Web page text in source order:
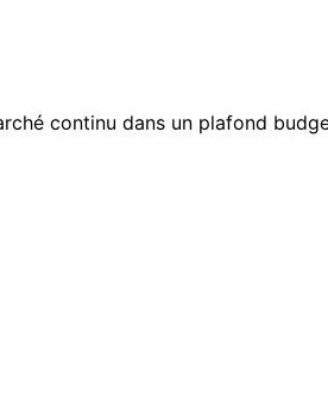
continu dans un plafond